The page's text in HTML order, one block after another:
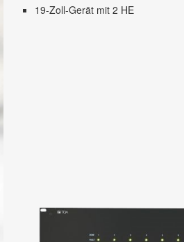
Referenzen
19-Zoll-Gerät mit 2 HE